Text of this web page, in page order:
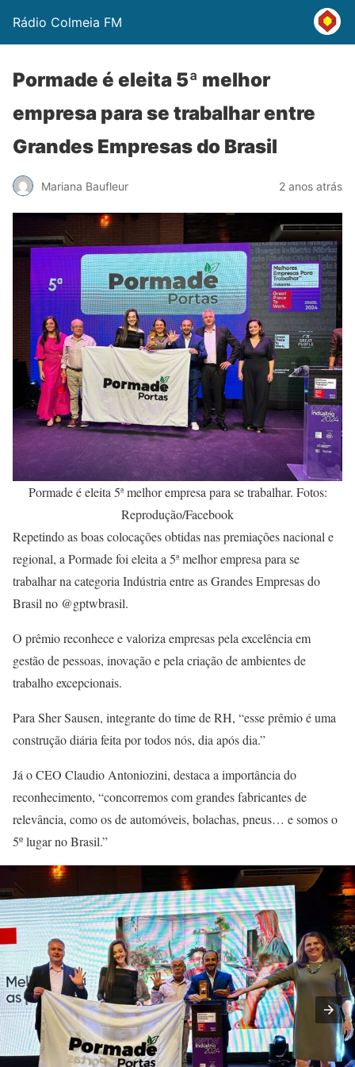
Rádio Colmeia FM
Pormade é eleita 5ª melhor
empresa para se trabalhar entre
Grandes Empresas do Brasil
Mariana Baufleur 2 anos atrás
Pormade é eleita 5ª melhor empresa para se trabalhar. Fotos:
Reprodução/Facebook
Repetindo as boas colocações obtidas nas premiações nacional e
regional, a Pormade foi eleita a 5ª melhor empresa para se
trabalhar na categoria Indústria entre as Grandes Empresas do
Brasil no @gptwbrasil.
O prêmio reconhece e valoriza empresas pela excelência em
gestão de pessoas, inovação e pela criação de ambientes de
trabalho excepcionais.
Para Sher Sausen, integrante do time de RH, “esse prêmio é uma
construção diária feita por todos nós, dia após dia.”
Já o CEO Claudio Antoniozini, destaca a importância do
reconhecimento, “concorremos com grandes fabricantes de
relevância, como os de automóveis, bolachas, pneus… e somos o
5º lugar no Brasil.”